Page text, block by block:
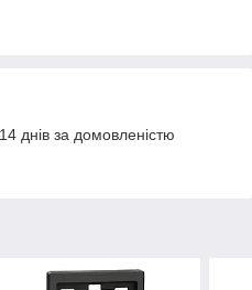
днів за домовленістю